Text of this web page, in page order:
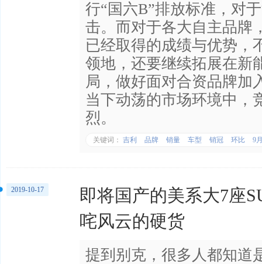
行“国六B”排放标准，对
击。而对于各大自主品牌
已经取得的成绩与优势，
领地，还要继续拓展在新
局，做好面对合资品牌加
当下动荡的市场环境中，
烈。
关键词： 吉利 品牌 销量 车型 销冠 环比 9
即将国产的美系大7座
咤风云的硬货
提到别克，很多人都知道
2019-10-17